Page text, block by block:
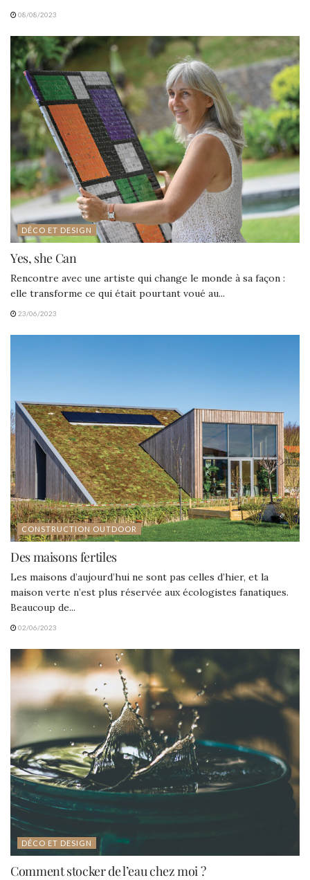
08/08/2023
DÉCO ET DESIGN
Yes, she Can
Rencontre avec une artiste qui change le monde à sa façon :
elle transforme ce qui était pourtant voué au...
23/06/2023
CONSTRUCTION OUTDOOR
Des maisons fertiles
Les maisons d’aujourd’hui ne sont pas celles d’hier, et la
maison verte n’est plus réservée aux écologistes fanatiques.
Beaucoup de...
02/06/2023
DÉCO ET DESIGN
Comment stocker de l’eau chez moi ?